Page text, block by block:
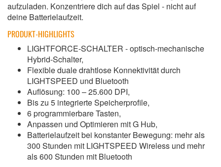
aufzuladen. Konzentriere dich auf das Spiel - nicht auf
deine Batterielaufzeit.
PRODUKT-HIGHLIGHTS
LIGHTFORCE-SCHALTER - optisch-mechanische
Hybrid-Schalter,
Flexible duale drahtlose Konnektivität durch
LIGHTSPEED und Bluetooth
Auflösung: 100 – 25.600 DPI,
Bis zu 5 integrierte Speicherprofile,
6 programmierbare Tasten,
Anpassen und Optimieren mit G Hub,
Batterielaufzeit bei konstanter Bewegung: mehr als
300 Stunden mit LIGHTSPEED Wireless und mehr
als 600 Stunden mit Bluetooth